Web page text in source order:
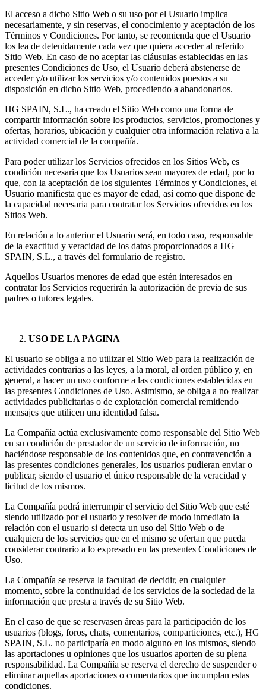
El acceso a dicho Sitio Web o su uso por el Usuario implica
necesariamente, y sin reservas, el conocimiento y aceptación de los
Términos y Condiciones. Por tanto, se recomienda que el Usuario
los lea de detenidamente cada vez que quiera acceder al referido
Sitio Web. En caso de no aceptar las cláusulas establecidas en las
presentes Condiciones de Uso, el Usuario deberá abstenerse de
acceder y/o utilizar los servicios y/o contenidos puestos a su
disposición en dicho Sitio Web, procediendo a abandonarlos.
HG SPAIN, S.L., ha creado el Sitio Web como una forma de
compartir información sobre los productos, servicios, promociones y
ofertas, horarios, ubicación y cualquier otra información relativa a la
actividad comercial de la compañía.
Para poder utilizar los Servicios ofrecidos en los Sitios Web, es
condición necesaria que los Usuarios sean mayores de edad, por lo
que, con la aceptación de los siguientes Términos y Condiciones, el
Usuario manifiesta que es mayor de edad, así como que dispone de
la capacidad necesaria para contratar los Servicios ofrecidos en los
Sitios Web.
En relación a lo anterior el Usuario será, en todo caso, responsable
de la exactitud y veracidad de los datos proporcionados a HG
SPAIN, S.L., a través del formulario de registro.
Aquellos Usuarios menores de edad que estén interesados en
contratar los Servicios requerirán la autorización de previa de sus
padres o tutores legales.
USO DE LA PÁGINA
El usuario se obliga a no utilizar el Sitio Web para la realización de
actividades contrarias a las leyes, a la moral, al orden público y, en
general, a hacer un uso conforme a las condiciones establecidas en
las presentes Condiciones de Uso. Asimismo, se obliga a no realizar
actividades publicitarias o de explotación comercial remitiendo
mensajes que utilicen una identidad falsa.
La Compañía actúa exclusivamente como responsable del Sitio Web
en su condición de prestador de un servicio de información, no
haciéndose responsable de los contenidos que, en contravención a
las presentes condiciones generales, los usuarios pudieran enviar o
publicar, siendo el usuario el único responsable de la veracidad y
licitud de los mismos.
La Compañía podrá interrumpir el servicio del Sitio Web que esté
siendo utilizado por el usuario y resolver de modo inmediato la
relación con el usuario si detecta un uso del Sitio Web o de
cualquiera de los servicios que en el mismo se ofertan que pueda
considerar contrario a lo expresado en las presentes Condiciones de
Uso.
La Compañía se reserva la facultad de decidir, en cualquier
momento, sobre la continuidad de los servicios de la sociedad de la
información que presta a través de su Sitio Web.
En el caso de que se reservasen áreas para la participación de los
usuarios (blogs, foros, chats, comentarios, comparticiones, etc.), HG
SPAIN, S.L. no participaría en modo alguno en los mismos, siendo
las aportaciones u opiniones que los usuarios aporten de su plena
responsabilidad. La Compañía se reserva el derecho de suspender o
eliminar aquellas aportaciones o comentarios que incumplan estas
condiciones.